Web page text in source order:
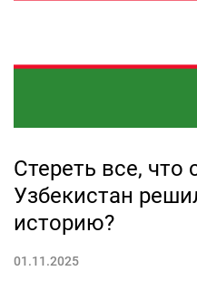
Стереть все, что
Узбекистан
историю?
01.11.2025